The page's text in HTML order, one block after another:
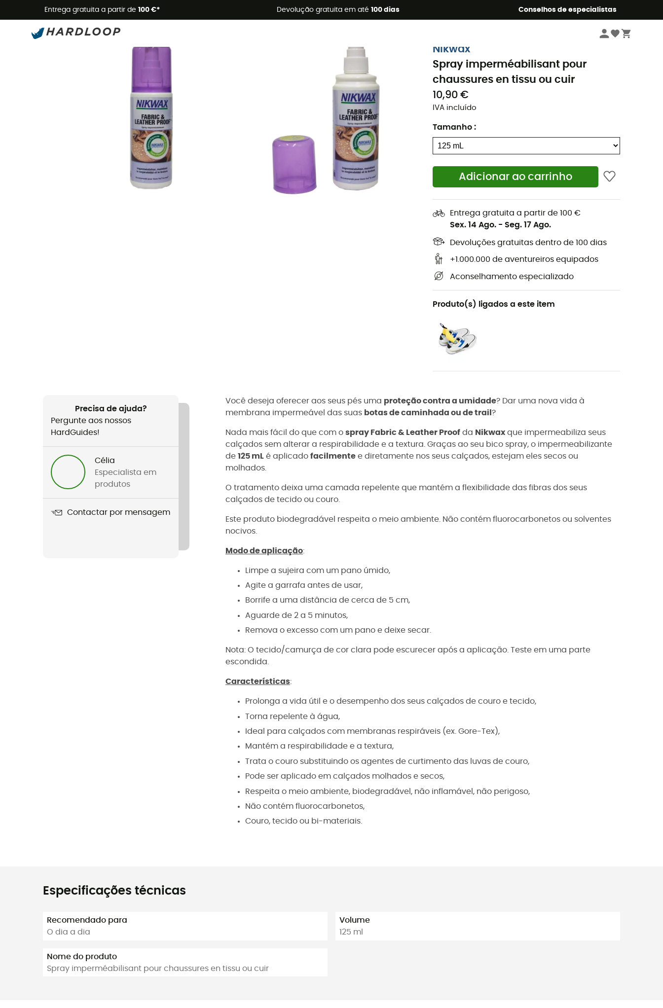
Entrega gratuita a partir de 100 €* Devolução gratuita em até 100 dias Conselhos de especialistas
Promoções de verão 🔥 -5% EXTRA a partir de 2 produtos* com o código Summer5
Produtos de limpeza
Nikwax
Spray imperméabilisant pour
chaussures en tissu ou cuir
10,90 €
IVA incluído
Tamanho :
Adicionar ao carrinho
Entrega gratuita a partir de 100 €
Sex. 14 Ago. - Seg. 17 Ago.
Devoluções gratuitas dentro de 100 dias
+1.000.000 de aventureiros equipados
Aconselhamento especializado
Produto(s) ligados a este item
Precisa de ajuda?
Pergunte aos nossos
HardGuides!
Célia
Especialista em
produtos
Contactar por mensagem
Você deseja oferecer aos seus pés uma proteção contra a umidade? Dar uma nova vida à
membrana impermeável das suas botas de caminhada ou de trail ?
Nada mais fácil do que com o spray Fabric & Leather Proof da Nikwax que impermeabiliza seus
calçados sem alterar a respirabilidade e a textura. Graças ao seu bico spray, o impermeabilizante
de 125 mL é aplicado facilmente e diretamente nos seus calçados, estejam eles secos ou
molhados.
O tratamento deixa uma camada repelente que mantém a flexibilidade das fibras dos seus
calçados de tecido ou couro.
Este produto biodegradável respeita o meio ambiente. Não contém fluorocarbonetos ou solventes
nocivos.
Modo de aplicação:
Limpe a sujeira com um pano úmido,
Agite a garrafa antes de usar,
Borrife a uma distância de cerca de 5 cm,
Aguarde de 2 a 5 minutos,
Remova o excesso com um pano e deixe secar.
Nota: O tecido/camurça de cor clara pode escurecer após a aplicação. Teste em uma parte
escondida.
Características:
Prolonga a vida útil e o desempenho dos seus calçados de couro e tecido,
Torna repelente à água,
Ideal para calçados com membranas respiráveis (ex. Gore-Tex),
Mantém a respirabilidade e a textura,
Trata o couro substituindo os agentes de curtimento das luvas de couro,
Pode ser aplicado em calçados molhados e secos,
Respeita o meio ambiente, biodegradável, não inflamável, não perigoso,
Não contém fluorocarbonetos,
Couro, tecido ou bi-materiais.
Especificações técnicas
Recomendado para
O dia a dia
Nome do produto
Spray imperméabilisant pour chaussures en tissu ou cuir
Volume
125 ml